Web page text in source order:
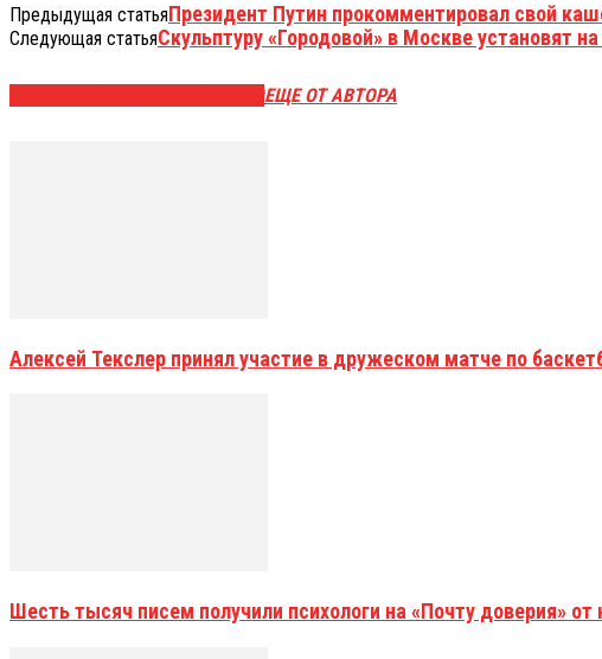
Предыдущая статьяПрезидент Путин прокомментировал свой
Следующая статьяСкульптуру «Городовой» в Москве установят
ЕЩЕ ОТ АВТОРА
Алексей Текслер принял участие в дружеском матче по
Шесть тысяч писем получили психологи на «Почту доверия»